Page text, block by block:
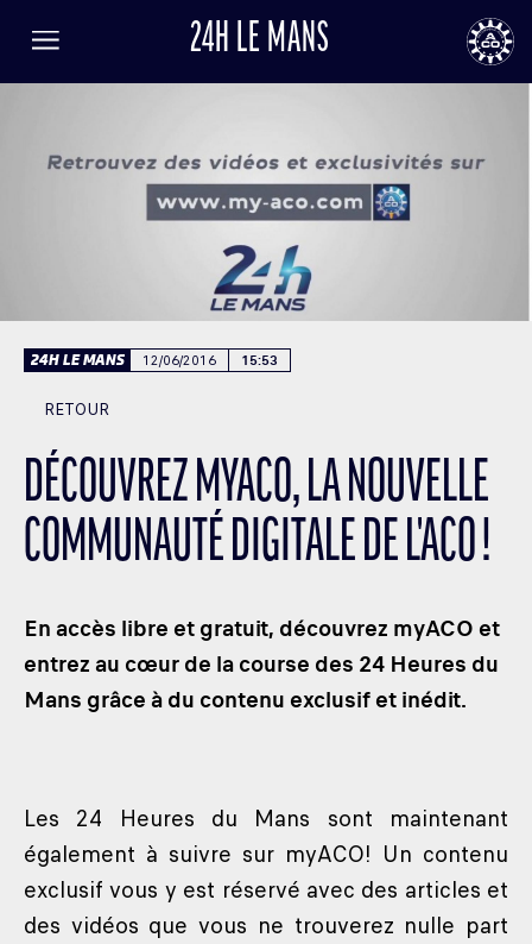
Menu 24H LE MANS
24h
Mans
EN
RÉSULTATS
BILLETTERIE
INFORMATIONS PRATIQUES
LISTE DES ENGAGÉS
LES CATÉGORIES
HOSPITALITÉS
DÉVELOPPEMENT DURABLE
NEWSLETTER
24H LE MANS 12/06/2016 15:53
RETOUR
DÉCOUVREZ MYACO, LA NOUVELLE
COMMUNAUTÉ DIGITALE DE L'ACO !
En accès libre et gratuit, découvrez myACO et
entrez au cœur de la course des 24 Heures du
Mans grâce à du contenu exclusif et inédit.
Les 24 Heures du Mans sont maintenant
également à suivre sur myACO! Un contenu
exclusif vous y est réservé avec des articles et
des vidéos que vous ne trouverez nulle part